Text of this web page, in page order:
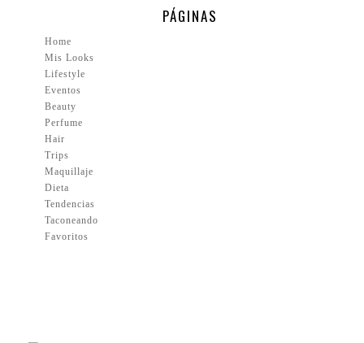
PÁGINAS
Home
Mis Looks
Lifestyle
Eventos
Beauty
Perfume
Hair
Trips
Maquillaje
Dieta
Tendencias
Taconeando
Favoritos